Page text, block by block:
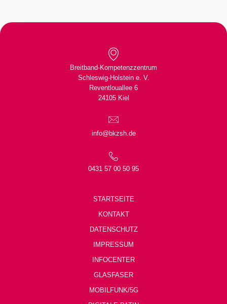
Breitband-Kompetenzzentrum
Schleswig-Holstein e. V.
Reventlouallee 6
24105 Kiel
info@bkzsh.de
0431 57 00 50 95
STARTSEITE
KONTAKT
DATENSCHUTZ
IMPRESSUM
INFOCENTER
GLASFASER
MOBILFUNK/5G